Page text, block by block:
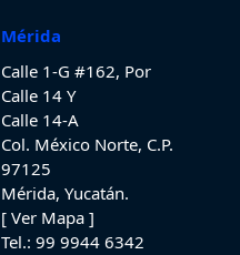
Mérida
Calle 1-G #162, Por
Calle 14 Y
Calle 14-A
Col. México Norte, C.P.
97125
Mérida, Yucatán.
[ Ver Mapa ]
Tel.: 99 9944 6342